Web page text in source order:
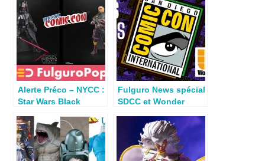
Alerte Préco – NYCC :
Star Wars Black
Boba Fett dispo en
France
Fulguro News spécial
SDCC et Wonder